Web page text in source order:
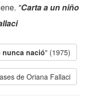
"Carta a un niño
nunca nació" (1975)
de Oriana Fallaci